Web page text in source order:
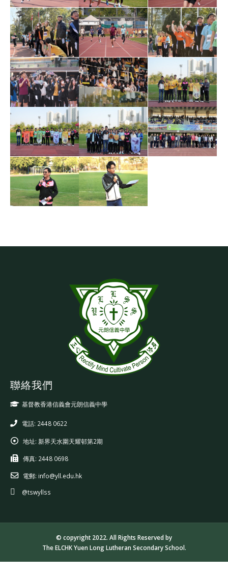
聯絡我們
基督教香港信義會元朗信義中學
電話: 2448 0622
地址: 新界天水圍天耀邨第2期
傳真: 2448 0698
電郵: info@yll.edu.hk
@tswyllss
© copyright 2022. All Rights Reserved by
The ELCHK Yuen Long Lutheran Secondary School.